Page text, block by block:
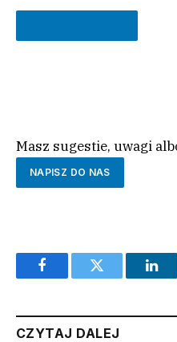
Masz sugestie, uwagi
NAPISZ DO NAS
FacebookTwitter
CZYTAJ DALEJ